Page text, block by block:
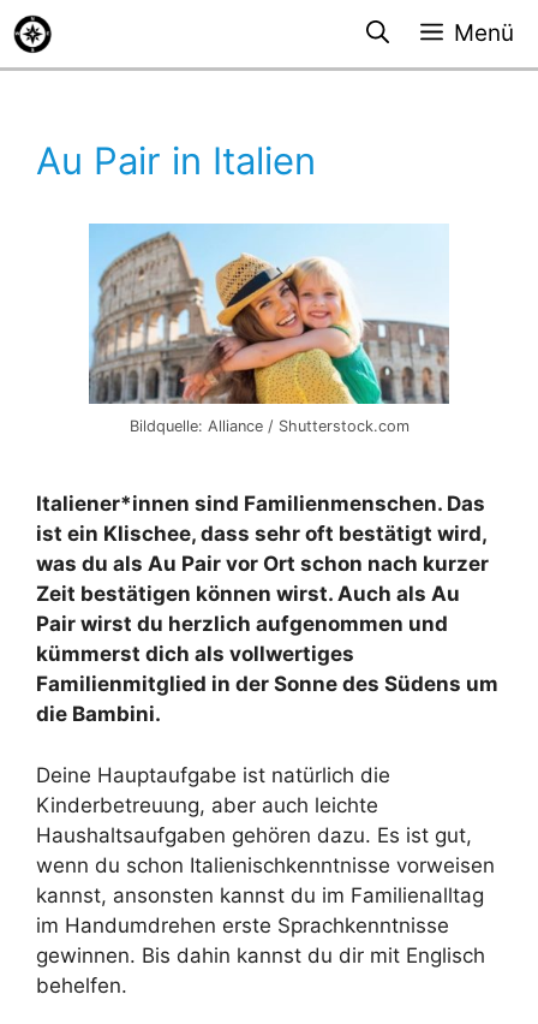
Zum
Inhalt
springen
Menü
Au Pair in Italien
Bildquelle: Alliance / Shutterstock.com
Italiener*innen sind Familienmenschen. Das
ist ein Klischee, dass sehr oft bestätigt wird,
was du als Au Pair vor Ort schon nach kurzer
Zeit bestätigen können wirst. Auch als Au
Pair wirst du herzlich aufgenommen und
kümmerst dich als vollwertiges
Familienmitglied in der Sonne des Südens um
die Bambini.
Deine Hauptaufgabe ist natürlich die
Kinderbetreuung, aber auch leichte
Haushaltsaufgaben gehören dazu. Es ist gut,
wenn du schon Italienischkenntnisse vorweisen
kannst, ansonsten kannst du im Familienalltag
im Handumdrehen erste Sprachkenntnisse
gewinnen. Bis dahin kannst du dir mit Englisch
behelfen.